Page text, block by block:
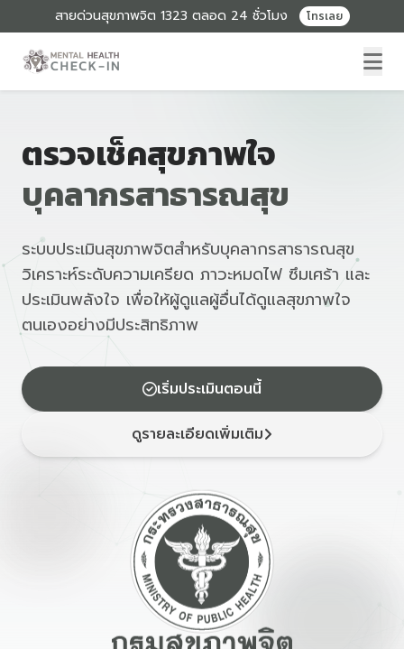
สายด่วนสุขภาพจิต 1323 ตลอด 24 ชั่วโมง โทรเลย
ตรวจเช็คสุขภาพใจ
บุคลากรสาธารณสุข
ระบบประเมินสุขภาพจิตสำหรับบุคลากรสาธารณสุข
วิเคราะห์ระดับความเครียด ภาวะหมดไฟ ซึมเศร้า และ
ประเมินพลังใจ เพื่อให้ผู้ดูแลผู้อื่นได้ดูแลสุขภาพใจ
ตนเองอย่างมีประสิทธิภาพ
เริ่มประเมินตอนนี้
ดูรายละเอียดเพิ่มเติม